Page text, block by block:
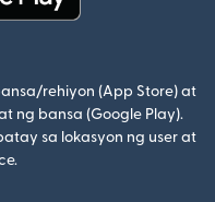
rehiyon (App Store) at
ng bansa (Google Play).
sa lokasyon ng user at